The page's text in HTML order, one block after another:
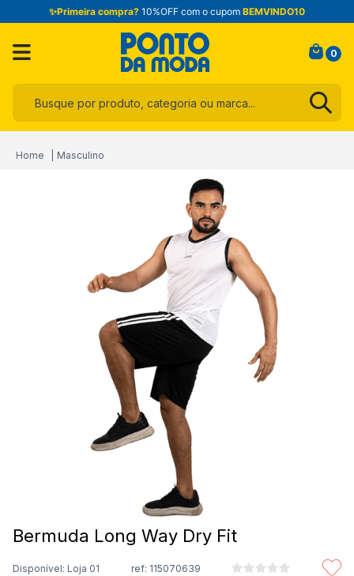
✨Primeira compra? 10%OFF com o cupom BEMVINDO10
0
Masculino
Bermuda Long Way Dry Fit
Disponível: Loja 01 ref: 115070639
blusa
jogo cama
toalha
5º
6º calça
manta
são geraldo
calça feminina
º